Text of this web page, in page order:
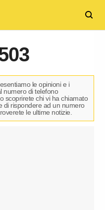
le opinioni e i
numero di telefono
scoprirete chi vi ha chiamato
di rispondere ad un numero
le ultime notizie.